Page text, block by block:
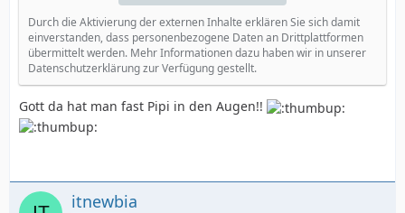
Durch die Aktivierung der externen Inhalte erklären Sie sich damit
einverstanden, dass personenbezogene Daten an Drittplattformen
übermittelt werden. Mehr Informationen dazu haben wir in unserer
Datenschutzerklärung zur Verfügung gestellt.
Gott da hat man fast Pipi in den Augen!!
itnewbia